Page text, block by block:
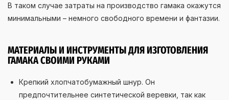
В таком случае затраты на производство гамака окажутся
минимальными – немного свободного времени и фантазии.
МАТЕРИАЛЫ И ИНСТРУМЕНТЫ ДЛЯ ИЗГОТОВЛЕНИЯ
ГАМАКА СВОИМИ РУКАМИ
Крепкий хлопчатобумажный шнур. Он
предпочтительнее синтетической веревки, так как